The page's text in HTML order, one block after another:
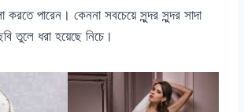
পারেন। কেননা সবচেয়ে সুন্দর সুন্দর সাদা
তুলে ধরা হয়েছে নিচে।